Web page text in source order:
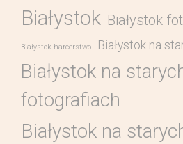
Białystok Białystok
Białystok harcerstwo Białystok na
Białystok na
fotografiach
Białystok na